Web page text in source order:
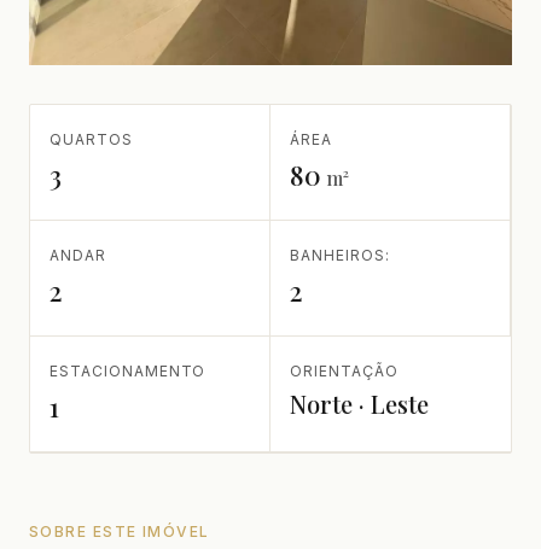
QUARTOS
3
ÁREA
80 m²
ANDAR
2
BANHEIROS:
2
ESTACIONAMENTO
1
ORIENTAÇÃO
Norte · Leste
SOBRE ESTE IMÓVEL